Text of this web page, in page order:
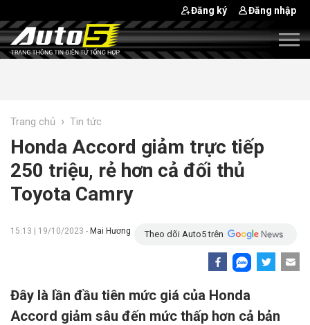
Đăng ký Đăng nhập
Trang chủ › Tin tức
Honda Accord giảm trực tiếp
250 triệu, rẻ hơn cả đối thủ
Toyota Camry
15:13 | 19/10/2023 - Mai Hương Theo dõi Auto5 trên
Đây là lần đầu tiên mức giá của Honda
Accord giảm sâu đến mức thấp hơn cả bản